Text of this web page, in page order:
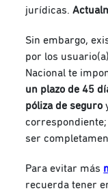
jurídicas.
Sin embargo,
por los
Nacional te
un plazo de 45
póliza de seguro
ser
Para evitar más
recuerda tener